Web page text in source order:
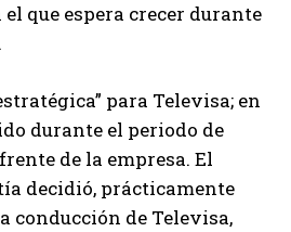
que espera crecer durante
para Televisa; en
durante el periodo de
de la empresa. El
decidió, prácticamente
conducción de Televisa,